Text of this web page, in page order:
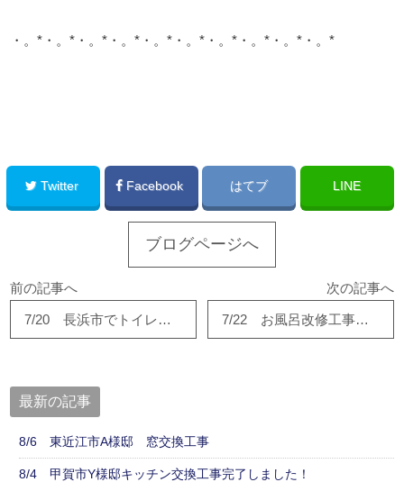
・。*・。*・。*・。*・。*・。*・。*・。*・。*・。*
Twitter Facebook はてブ LINE
ブログページへ
前の記事へ
7/20 長浜市でトイレ工事完了！！
次の記事へ
7/22 お風呂改修工事とエコキュート工事が完成しました。
最新の記事
8/6 東近江市A様邸 窓交換工事
8/4 甲賀市Y様邸キッチン交換工事完了しました！